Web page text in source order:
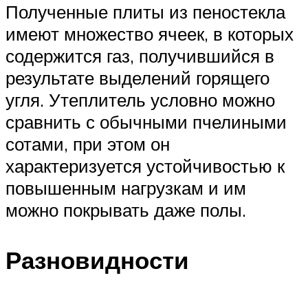
Полученные плиты из пеностекла
имеют множество ячеек, в которых
содержится газ, получившийся в
результате выделений горящего
угля. Утеплитель условно можно
сравнить с обычными пчелиными
сотами, при этом он
характеризуется устойчивостью к
повышенным нагрузкам и им
можно покрывать даже полы.
Разновидности